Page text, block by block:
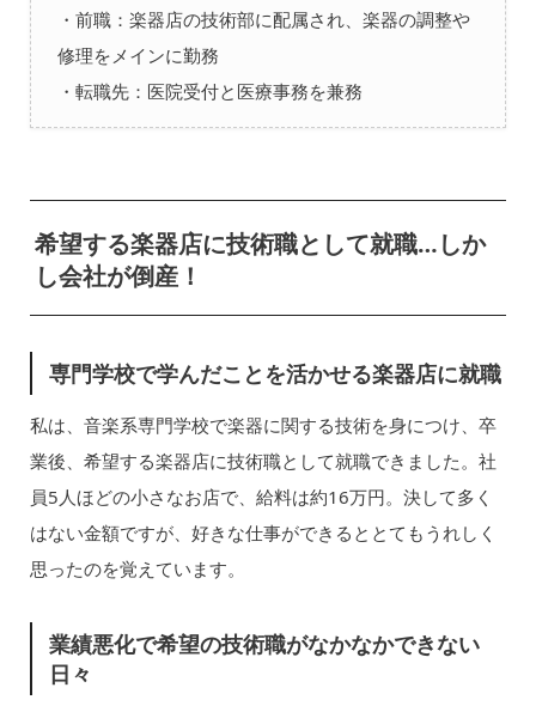
・前職：楽器店の技術部に配属され、楽器の調整や
修理をメインに勤務
・転職先：医院受付と医療事務を兼務
希望する楽器店に技術職として就職…しか
し会社が倒産！
専門学校で学んだことを活かせる楽器店に就職
私は、音楽系専門学校で楽器に関する技術を身につけ、卒
業後、希望する楽器店に技術職として就職できました。社
員5人ほどの小さなお店で、給料は約16万円。決して多く
はない金額ですが、好きな仕事ができるととてもうれしく
思ったのを覚えています。
業績悪化で希望の技術職がなかなかできない
日々